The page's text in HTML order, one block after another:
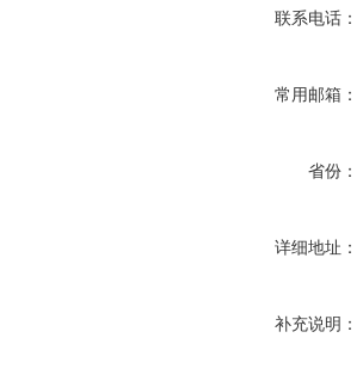
联系电话：
常用邮箱：
省份：
详细地址：
补充说明：